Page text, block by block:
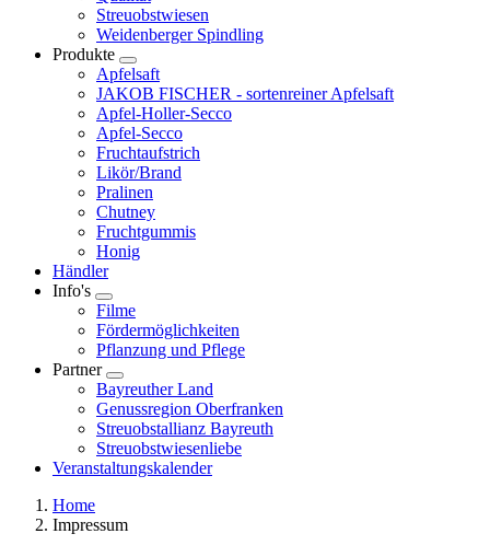
Streuobstwiesen
Weidenberger Spindling
Produkte
Toggle
submenu
Apfelsaft
JAKOB FISCHER - sortenreiner Apfelsaft
Apfel-Holler-Secco
Apfel-Secco
Fruchtaufstrich
Likör/Brand
Pralinen
Chutney
Fruchtgummis
Honig
Händler
Info's
Toggle
submenu
Filme
Fördermöglichkeiten
Pflanzung und Pflege
Partner
Toggle
submenu
Bayreuther Land
Genussregion Oberfranken
Streuobstallianz Bayreuth
Streuobstwiesenliebe
Veranstaltungskalender
Pfadnavigation
Home
Impressum